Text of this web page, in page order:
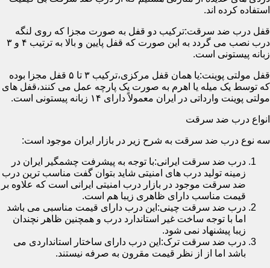
استفاده کرده اند.
قفل درب ضد سرقت:ترکیب دو قفل به صورت مجزا که روی لنگه
درب نصب می گردد به این صورت که قفل پایین و بالا به ترتیب ۴ و ۳
زبانه پیستونی است.
قفل مولتی پوینت:یا همان قفل مرکزی،ترکیب ۳ تا ۵ قفل مجزا بوده
که توسط یک میله یا اهرم به صورت یک پارچه عمل می کنند،قفل های
مولتی پوینت وارداتی در ایران معمولاً دارای ۱۴ زبانه پیستونی است.
انواع درب ضد سرقت
سه نوع درب ضد سرقت به شرح زیر در بازار ایران موجود است:
درب ضد سرقت ایرانی:با توجه به پیشرفت چشمگیر ایران در
زمینه تولید درب های امنیتی شاید بتوان گفت مناسب ترین درب
ضد سرقت موجود در بازار درب امنیتی ایرانی است که علاوه بر
قیمت مناسب دارای ظاهری زیبا هم است.
درب ضد سرقت چینی:این درب دارای قیمت مناسبی می باشد
اما با توجه ساخت غیر استاندارد درب و همچنین ظاهر نچندان
زیبا پیشنهاد نمی شود.
درب ضد سرقت ترک:این درب دارای ساختار استانداردی می
باشد اما از از نظر قیمت مقرون به صرفه نیستند.